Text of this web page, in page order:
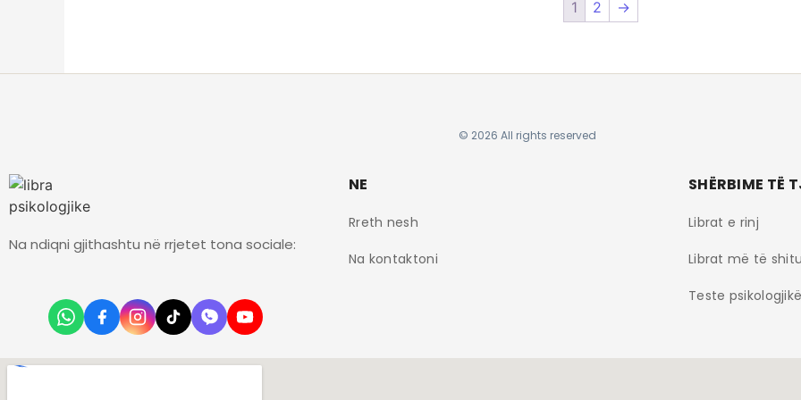
1 2 →
© 2026 All rights reserved
Na ndiqni gjithashtu në rrjetet tona sociale:
NE
Rreth nesh
Na kontaktoni
SHËRBIME TË
Librat e rinj
Librat më të
Teste psikologjikë